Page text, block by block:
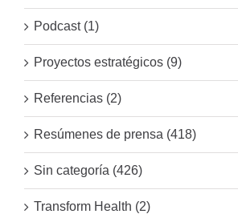
Podcast (1)
Proyectos estratégicos (9)
Referencias (2)
Resúmenes de prensa (418)
Sin categoría (426)
Transform Health (2)